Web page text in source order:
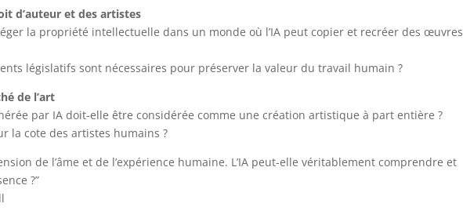
d’auteur et des artistes
la propriété intellectuelle dans un monde où l’IA peut copier et recréer des œuvres
législatifs sont nécessaires pour préserver la valeur du travail humain ?
de l’art
par IA doit-elle être considérée comme une création artistique à part entière ?
la cote des artistes humains ?
de l’âme et de l’expérience humaine. L’IA peut-elle véritablement comprendre et
?”